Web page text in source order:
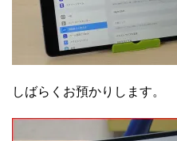
しばらくお預かりします。